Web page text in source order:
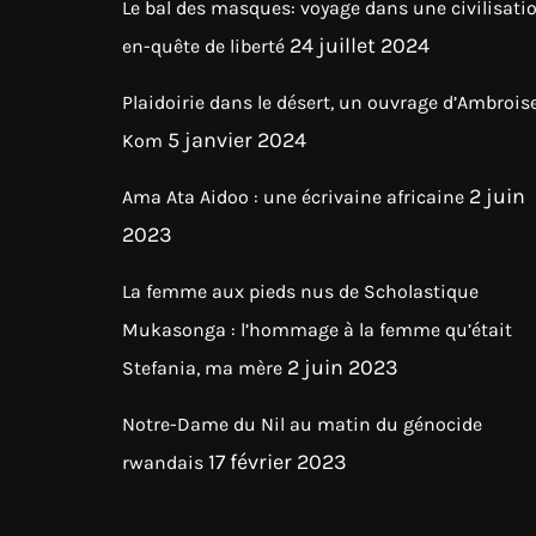
Le bal des masques: voyage dans une
en-quête de liberté 24 juillet 2024
Plaidoirie dans le désert, un ouvrage
Kom 5 janvier 2024
Ama Ata Aidoo : une écrivaine africaine 2 juin
2023
La femme aux pieds nus de Scholastique
Mukasonga : l’hommage à la femme qu’était
Stefania, ma mère 2 juin 2023
Notre-Dame du Nil au matin du génocide
rwandais 17 février 2023